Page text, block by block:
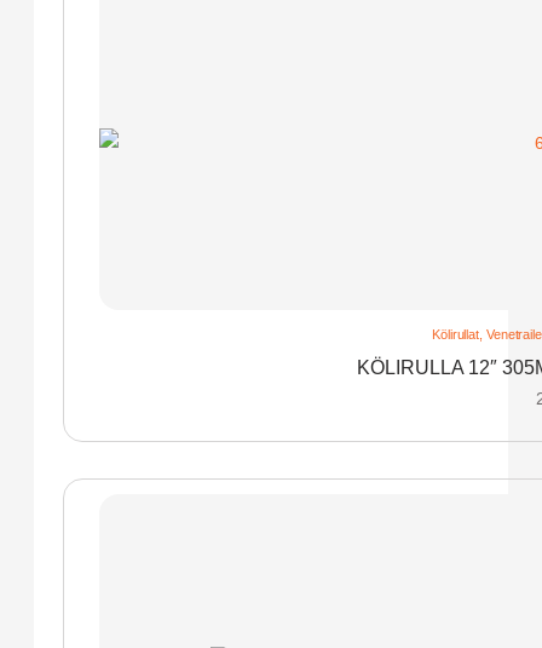
Kölirullat
KÖLIRULLA 12″